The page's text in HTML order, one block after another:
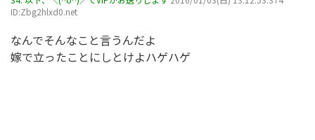
ID:Zbg2hlxd0.net
なんでそんなこと言うんだよ
嫁で立ったことにしとけよハゲハゲ